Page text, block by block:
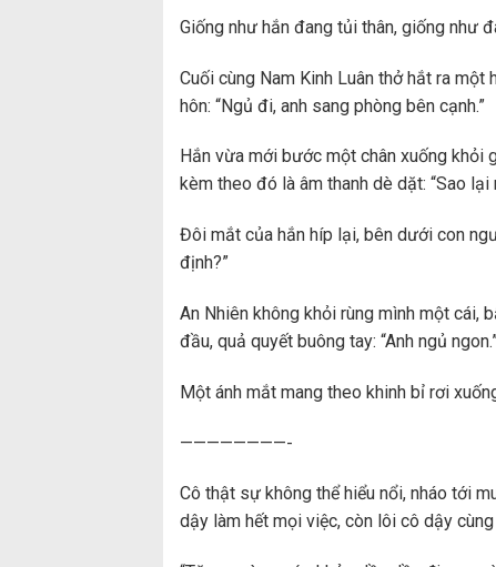
Giống như hắn đang tủi thân, giống như
Cuối cùng Nam Kinh Luân thở hắt ra
hôn: “Ngủ đi, anh sang phòng bên cạnh.”
Hắn vừa mới bước một chân xuống khỏi
kèm theo đó là âm thanh dè dặt: “Sao
Đôi mắt của hắn híp lại, bên dưới con
định?”
An Nhiên không khỏi rùng mình một cái,
đầu, quả quyết buông tay: “Anh ngủ
Một ánh mắt mang theo khinh bỉ rơi
————————-
Cô thật sự không thể hiểu nổi, nháo tới
dậy làm hết mọi việc, còn lôi cô dậy